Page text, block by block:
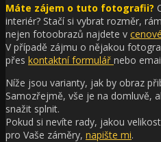
Máte zájem o tuto fotografii?
interiér? Stačí si vybrat rozměr,
nejen fotoobrazů najdete v
V případě zájmu o nějakou
přes kontaktní formulář nebo
Níže jsou varianty, jak by obraz
Samozřejmě, vše je na domluvě,
snažit splnit.
Pokud si nevíte rady, jakou
pro Vaše záměry, napište mi.